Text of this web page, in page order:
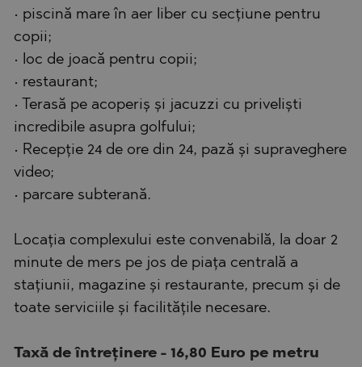
• piscină mare în aer liber cu secțiune pentru
copii;
• loc de joacă pentru copii;
• restaurant;
• Terasă pe acoperiș și jacuzzi cu priveliști
incredibile asupra golfului;
• Recepție 24 de ore din 24, pază și supraveghere
video;
• parcare subterană.
Locația complexului este convenabilă, la doar 2
minute de mers pe jos de piața centrală a
stațiunii, magazine și restaurante, precum și de
toate serviciile și facilitățile necesare.
Taxă de întreținere - 16,80 Euro pe metru